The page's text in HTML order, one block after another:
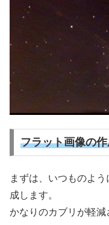
フラット画像の
まずは、いつものよ
成します。
かなりのカブリが軽減